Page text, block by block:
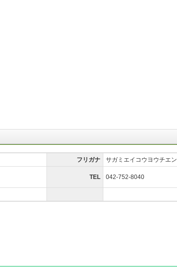
フリガナ サガミエイコウヨウチエン
TEL 042-752-8040